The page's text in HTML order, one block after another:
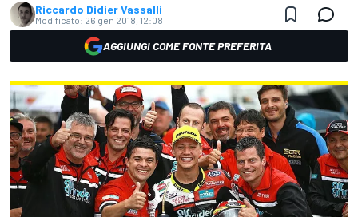
Riccardo Didier Vassalli
Modificato: 26 gen 2018, 12:08
AGGIUNGI COME FONTE PREFERITA